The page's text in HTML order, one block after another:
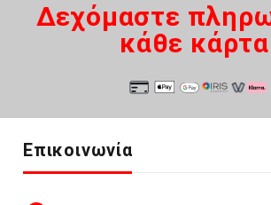
Δεχόμαστε
κάθε
Επικοινωνία